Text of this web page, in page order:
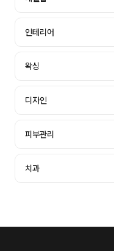
인테리어
왁싱
디자인
피부관리
치과